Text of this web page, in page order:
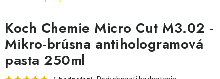
PRÍSLUŠENSTVO
VÔNE DO AUTA
Koch Chemie Micro Cut M3.02 -
Mikro-brúsna antihologramová
pasta 250ml